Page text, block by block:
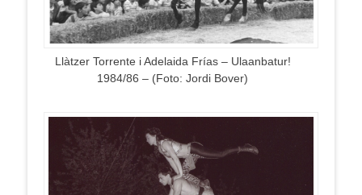
Llàtzer Torrente i Adelaida Frías – Ulaanbatur!
1984/86 – (Foto: Jordi Bover)